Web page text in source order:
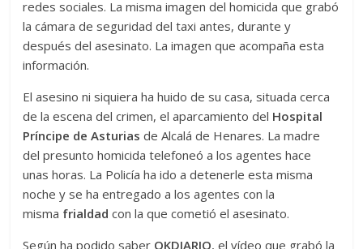
redes sociales. La misma imagen del homicida que grabó
la cámara de seguridad del taxi antes, durante y
después del asesinato. La imagen que acompaña esta
información.
El asesino ni siquiera ha huido de su casa, situada cerca
de la escena del crimen, el aparcamiento del Hospital
Príncipe de Asturias de Alcalá de Henares. La madre
del presunto homicida telefoneó a los agentes hace
unas horas. La Policía ha ido a detenerle esta misma
noche y se ha entregado a los agentes con la
misma frialdad con la que cometió el asesinato.
Según ha podido saber OKDIARIO, el vídeo que grabó la